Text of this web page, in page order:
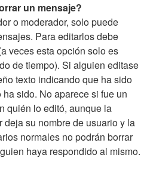
un mensaje?
o moderador, solo puede
Para editarlos debe
veces esta opción solo es
de tiempo). Si alguien editase
texto indicando que ha sido
sido. No aparece si fue un
quién lo editó, aunque la
su nombre de usuario y la
normales no podrán borrar
haya respondido al mismo.